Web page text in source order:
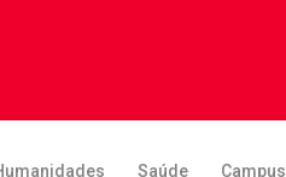
Saúde Campus